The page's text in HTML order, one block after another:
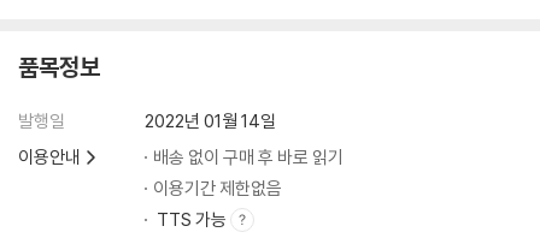
품목정보
발행일
2022년 01월 14일
이용안내
배송 없이 구매 후 바로 읽기
이용기간 제한없음
TTS 가능